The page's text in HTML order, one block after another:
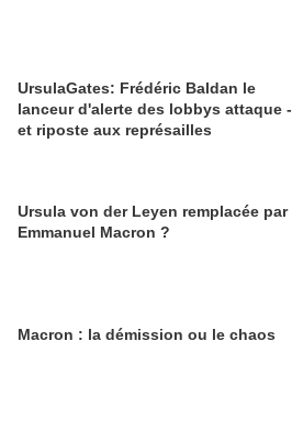
UrsulaGates: Frédéric Baldan le
lanceur d'alerte des lobbys attaque -
et riposte aux représailles
Ursula von der Leyen remplacée par
Emmanuel Macron ?
Macron : la démission ou le chaos